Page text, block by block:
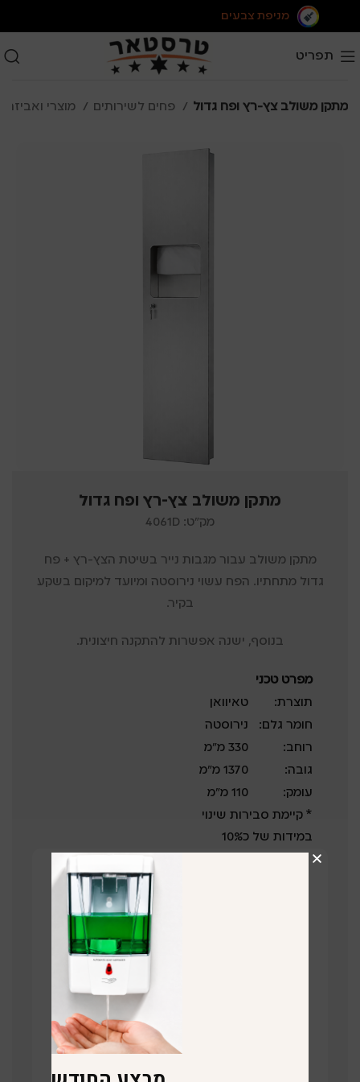
מניפת צבעים
תפריט
מוצרי ואביזרי היגיינה פחים לשירותים מתקן משולב צץ-רץ ופח גדול
מתקן משולב צץ-רץ ופח גדול
מק"ט: 4061D
מתקן משולב עבור מגבות נייר בשיטת הצץ-רץ + פח
גדול מתחתיו. הפח עשוי נירוסטה ומיועד למיקום בשקע
בקיר.
בנוסף, ישנה אפשרות להתקנה חיצונית.
מפרט טכני
תוצרת:
טאיוואן
חומר גלם:
נירוסטה
רוחב:
330 מ”מ
גובה:
1370 מ”מ
עומק:
110 מ”מ
* קיימת סבירות שינוי
במידות של כ10%
קבלו הצעת מחיר על המוצר!
השאירו פרטים ונציג שלנו יחזור בהקדם
תחזרו אליי